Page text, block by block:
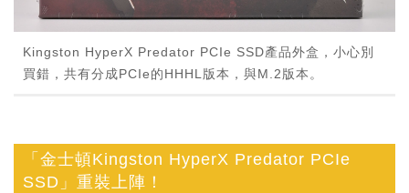
Kingston HyperX Predator PCIe SSD產品外盒，小心別
買錯，共有分成PCIe的HHHL版本，與M.2版本。
「金士頓Kingston HyperX Predator PCIe
SSD」重裝上陣！